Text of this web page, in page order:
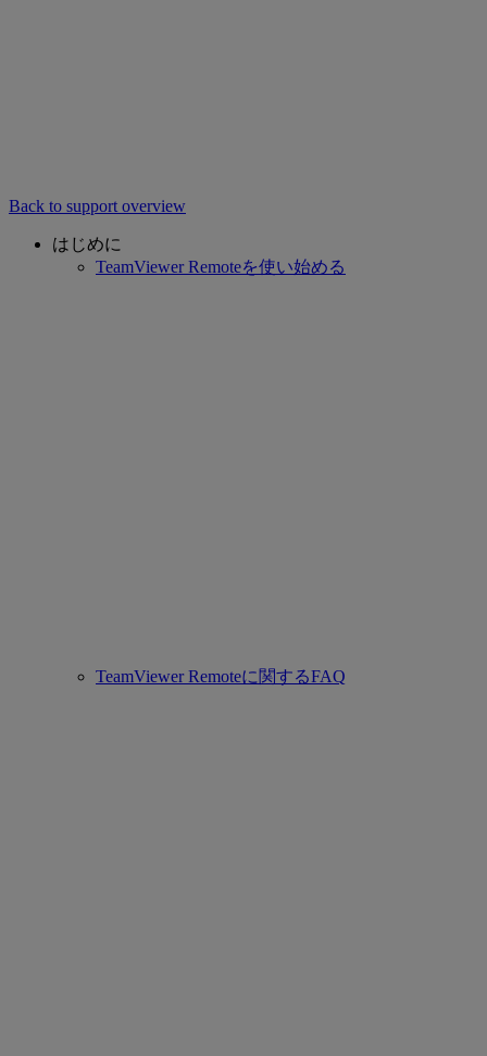
Back to support overview
はじめに
TeamViewer Remoteを使い始める
TeamViewer Remoteに関するFAQ